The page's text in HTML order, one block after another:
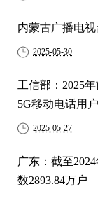
内蒙古广播电
2025-05-30
工信部：2025
5G移动电话用
2025-05-27
广东：截至
数2893.84万户